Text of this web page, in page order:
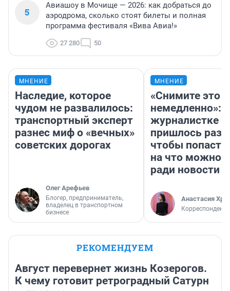
5
Авиашоу в Мочище — 2026: как добраться до
аэродрома, сколько стоят билеты и полная
программа фестиваля «Вива Авиа!»
27 280 50
МНЕНИЕ
Наследие, которое
чудом не развалилось:
транспортный эксперт
разнес миф о «вечных»
советских дорогах
Олег Арефьев
Блогер, предприниматель,
владелец в транспортном
бизнесе
МНЕНИЕ
«Снимите это
немедленно»:
журналистке
пришлось
чтобы попасть
на что можно
ради новости
Анастасия
Корреспондент
РЕКОМЕНДУЕМ
Август перевернет жизнь Козерогов.
К чему готовит ретроградный Сатурн